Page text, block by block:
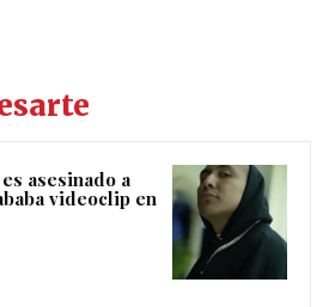
asesinado a
videoclip en